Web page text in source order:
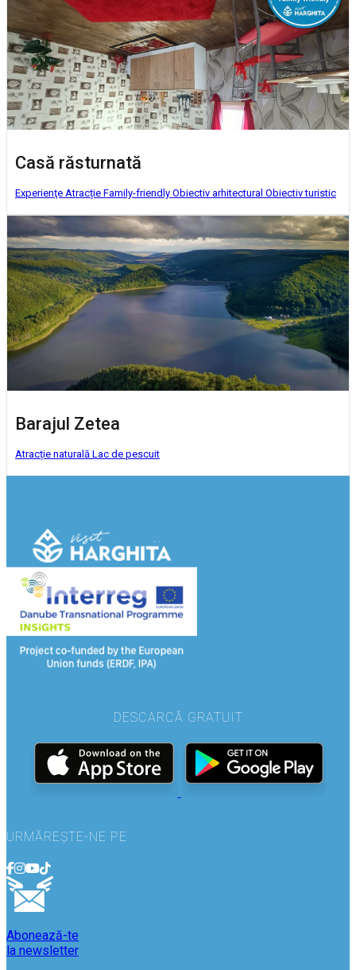
Casă răsturnată
Experienţe Atracție Family-friendly Obiectiv arhitectural Obiectiv turistic
Barajul Zetea
Atracție naturală Lac de pescuit
DESCARCĂ GRATUIT
URMĂREȘTE-NE PE
Abonează-te
la newsletter